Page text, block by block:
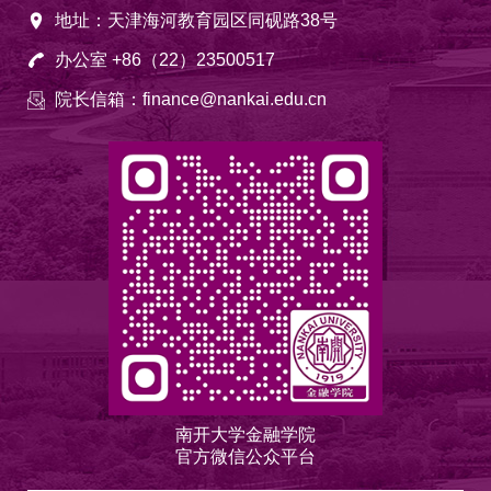
地址：天津海河教育园区同砚路38号
办公室 +86（22）23500517
院长信箱：finance@nankai.edu.cn
南开大学金融学院
官方微信公众平台